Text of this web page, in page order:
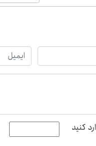
کنید